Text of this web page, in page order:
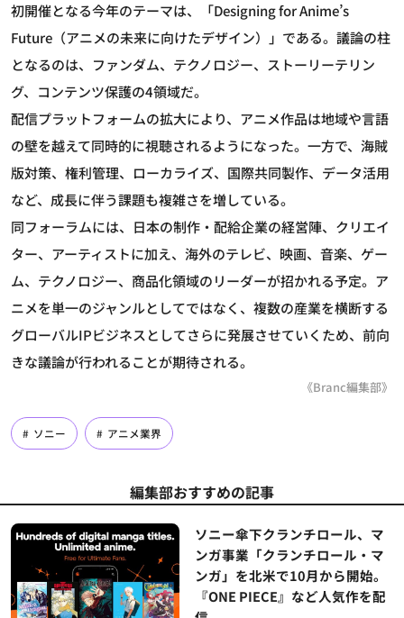
初開催となる今年のテーマは、「Designing for Anime’s
Future（アニメの未来に向けたデザイン）」である。議論の柱
となるのは、ファンダム、テクノロジー、ストーリーテリン
グ、コンテンツ保護の4領域だ。
配信プラットフォームの拡大により、アニメ作品は地域や言語
の壁を越えて同時的に視聴されるようになった。一方で、海賊
版対策、権利管理、ローカライズ、国際共同製作、データ活用
など、成長に伴う課題も複雑さを増している。
同フォーラムには、日本の制作・配給企業の経営陣、クリエイ
ター、アーティストに加え、海外のテレビ、映画、音楽、ゲー
ム、テクノロジー、商品化領域のリーダーが招かれる予定。ア
ニメを単一のジャンルとしてではなく、複数の産業を横断する
グローバルIPビジネスとしてさらに発展させていくため、前向
きな議論が行われることが期待される。
《Branc編集部》
ソニー アニメ業界
編集部おすすめの記事
ソニー傘下クランチロール、マ
ンガ事業「クランチロール・マ
ンガ」を北米で10月から開始。
『ONE PIECE』など人気作を配